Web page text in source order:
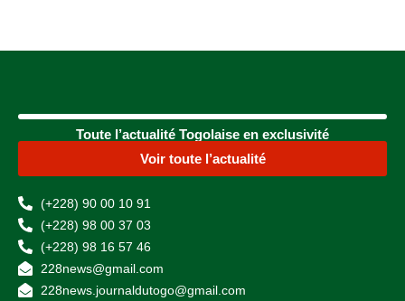
Toute l’actualité Togolaise en exclusivité
Voir toute l’actualité
(+228) 90 00 10 91
(+228) 98 00 37 03
(+228) 98 16 57 46
228news@gmail.com
228news.journaldutogo@gmail.com